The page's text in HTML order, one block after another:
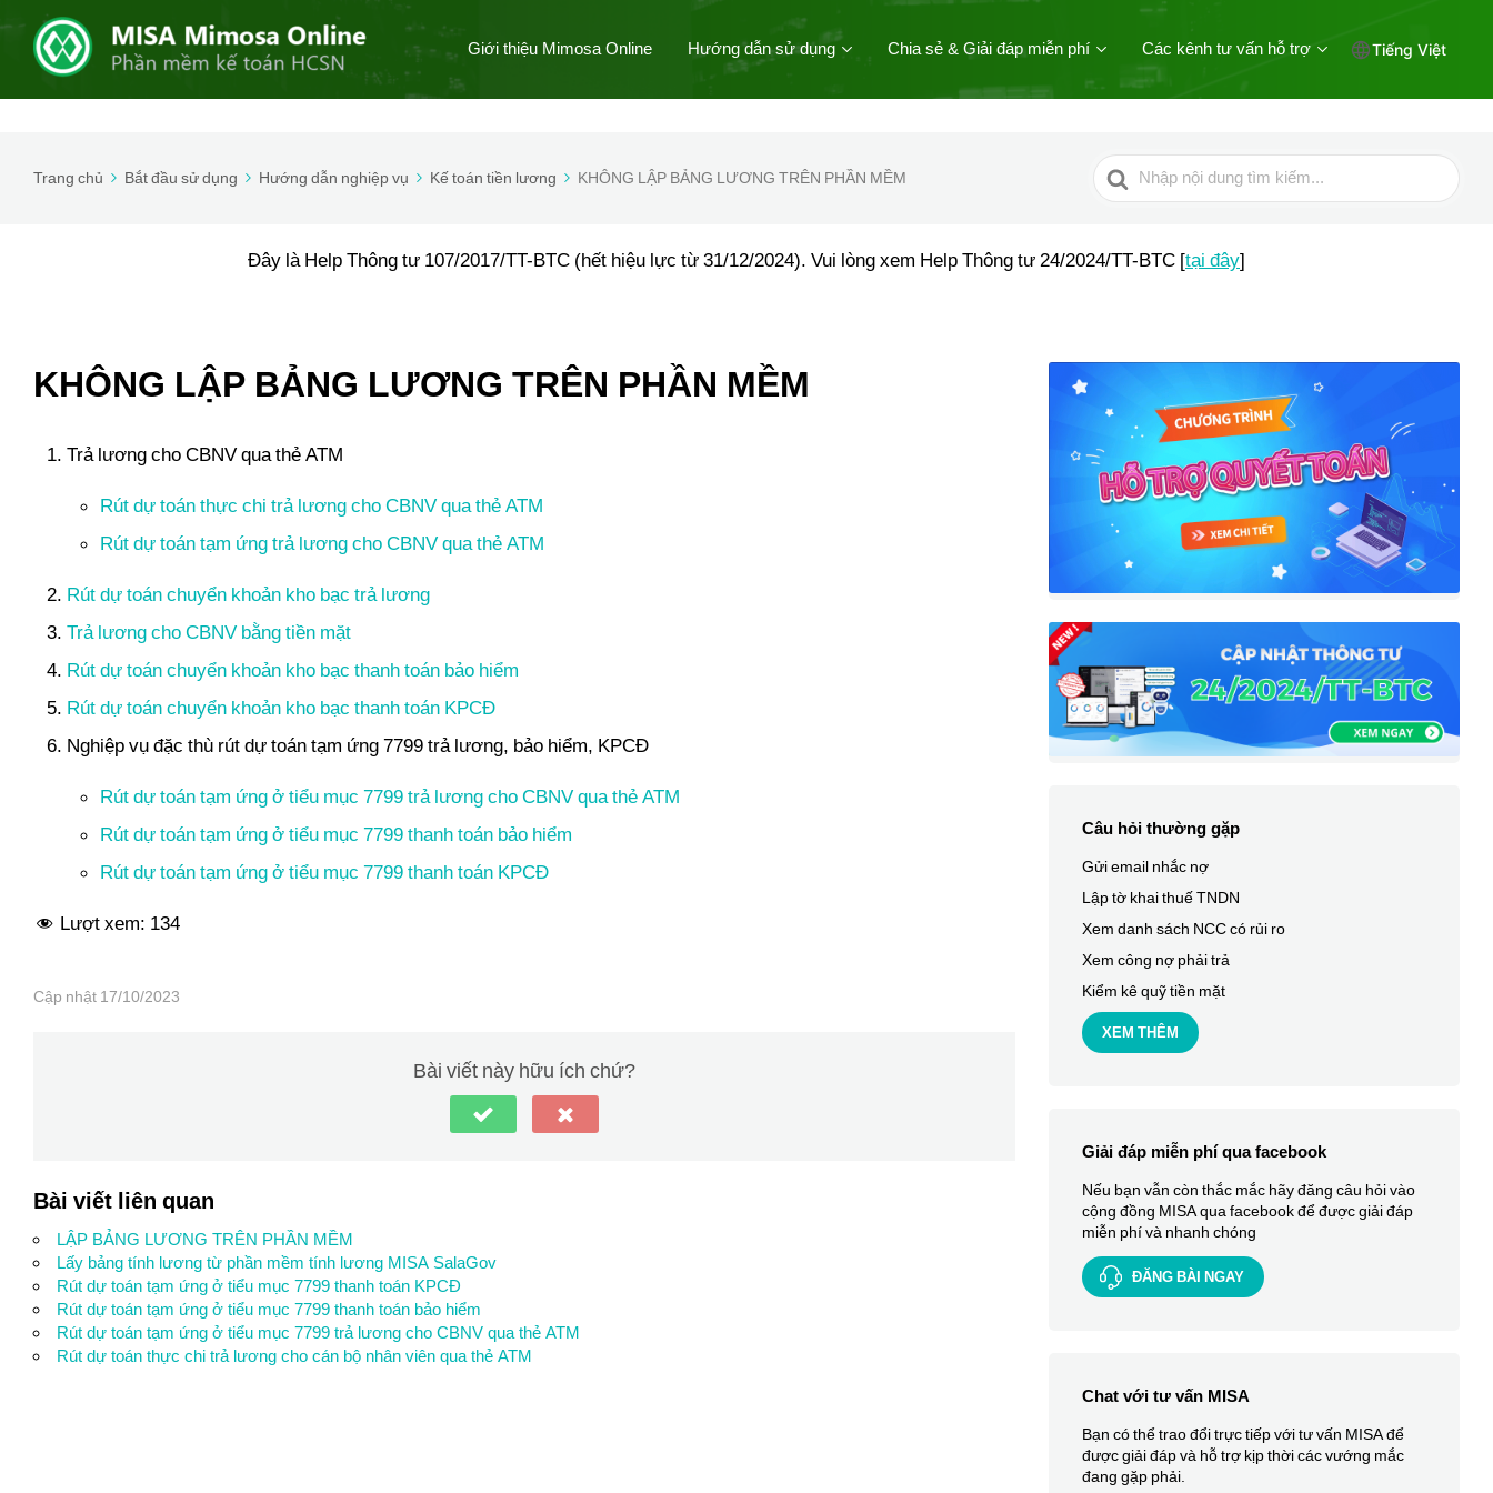
Giới thiệu Mimosa Online Hướng dẫn sử dụng Chia sẻ & Giải đáp miễn phí Các kênh tư vấn hỗ trợ Tiếng Việt
Trang chủ Bắt đầu sử dụng Hướng dẫn nghiệp vụ Kế toán tiền lương KHÔNG LẬP BẢNG LƯƠNG TRÊN PHẦN MỀM
Tìm
kiếm
Đây là Help Thông tư 107/2017/TT-BTC (hết hiệu lực từ 31/12/2024). Vui lòng xem Help Thông tư 24/2024/TT-BTC [tại đây]
KHÔNG LẬP BẢNG LƯƠNG TRÊN PHẦN MỀM
Trả lương cho CBNV qua thẻ ATM
Rút dự toán thực chi trả lương cho CBNV qua thẻ ATM
Rút dự toán tạm ứng trả lương cho CBNV qua thẻ ATM
Rút dự toán chuyển khoản kho bạc trả lương
Trả lương cho CBNV bằng tiền mặt
Rút dự toán chuyển khoản kho bạc thanh toán bảo hiểm
Rút dự toán chuyển khoản kho bạc thanh toán KPCĐ
Nghiệp vụ đặc thù rút dự toán tạm ứng 7799 trả lương, bảo hiểm, KPCĐ
Rút dự toán tạm ứng ở tiểu mục 7799 trả lương cho CBNV qua thẻ ATM
Rút dự toán tạm ứng ở tiểu mục 7799 thanh toán bảo hiểm
Rút dự toán tạm ứng ở tiểu mục 7799 thanh toán KPCĐ
Lượt xem: 134
Cập nhật 17/10/2023
Bài viết này hữu ích chứ?
Bài viết liên quan
LẬP BẢNG LƯƠNG TRÊN PHẦN MỀM
Lấy bảng tính lương từ phần mềm tính lương MISA SalaGov
Rút dự toán tạm ứng ở tiểu mục 7799 thanh toán KPCĐ
Rút dự toán tạm ứng ở tiểu mục 7799 thanh toán bảo hiểm
Rút dự toán tạm ứng ở tiểu mục 7799 trả lương cho CBNV qua thẻ ATM
Rút dự toán thực chi trả lương cho cán bộ nhân viên qua thẻ ATM
Câu hỏi thường gặp
Gửi email nhắc nợ
Lập tờ khai thuế TNDN
Xem danh sách NCC có rủi ro
Xem công nợ phải trả
Kiểm kê quỹ tiền mặt
XEM THÊM
Giải đáp miễn phí qua facebook
Nếu bạn vẫn còn thắc mắc hãy đăng câu hỏi vào
cộng đồng MISA qua facebook để được giải đáp
miễn phí và nhanh chóng
ĐĂNG BÀI NGAY
Chat với tư vấn MISA
Bạn có thể trao đổi trực tiếp với tư vấn MISA để
được giải đáp và hỗ trợ kịp thời các vướng mắc
đang gặp phải.